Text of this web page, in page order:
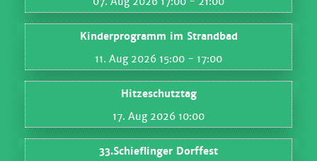
Kinderprogramm im Strandbad
11. Aug 2026 15:00 - 17:00
Hitzeschutztag
17. Aug 2026 10:00
33.Schieflinger Dorffest